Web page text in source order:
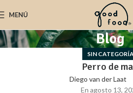
MENÚ
Blog
SIN
Perro de
Diego van der Laat
En agosto 13,